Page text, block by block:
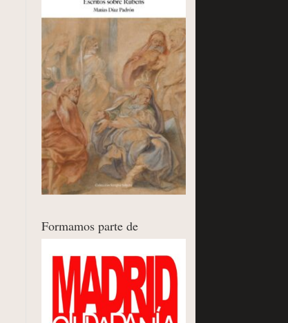
Formamos parte de